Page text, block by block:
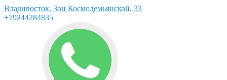
Владивосток, Зои Космодемьянской, 33
+79244284835